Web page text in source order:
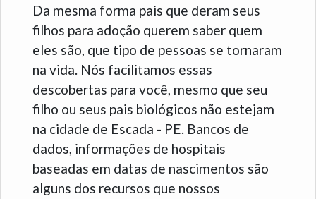
Da mesma forma pais que deram seus
filhos para adoção querem saber quem
eles são, que tipo de pessoas se tornaram
na vida. Nós facilitamos essas
descobertas para você, mesmo que seu
filho ou seus pais biológicos não estejam
na cidade de Escada - PE. Bancos de
dados, informações de hospitais
baseadas em datas de nascimentos são
alguns dos recursos que nossos